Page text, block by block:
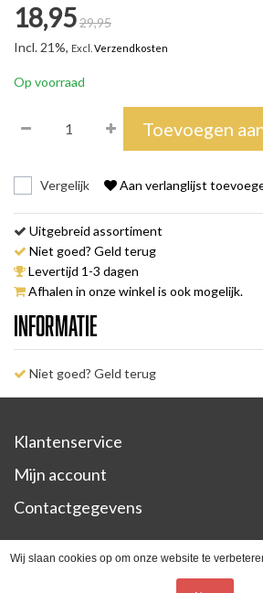
18,9529,95
Incl. 21%, Excl. Verzendkosten
Op voorraad
Toevoegen
Vergelijk Aan verlanglijst
Uitgebreid assortiment
Niet goed? Geld terug
Levertijd 1-3 dagen
Afhalen in onze winkel is ook mogelijk.
Informatie
Niet goed? Geld terug
Klantenservice
Mijn account
Contactgegevens
Wij slaan cookies op om onze website te